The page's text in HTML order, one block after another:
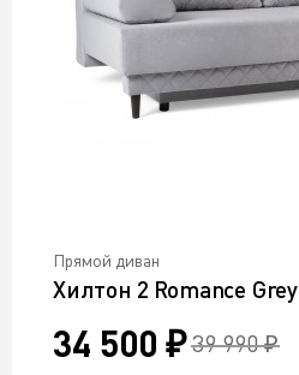
Прямой диван
Хилтон 2 Romance Grey
34 500 ₽ 39 990 ₽